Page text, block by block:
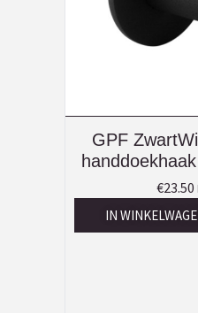
GPF
€23.50
IN